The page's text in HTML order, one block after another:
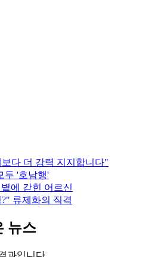
다 더 강력 지지합니다"
두 '호남행'
에 갇힌 어르신
류제화의 직격
뉴스